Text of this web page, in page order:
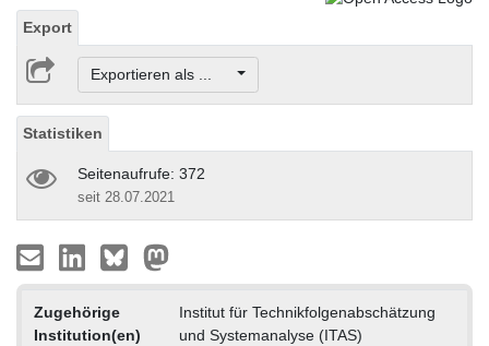
Export
Exportieren als ...
Statistiken
Seitenaufrufe: 372
seit 28.07.2021
Zugehörige
Institution(en)
Institut für Technikfolgenabschätzung
und Systemanalyse (ITAS)